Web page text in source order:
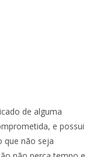
de alguma
e possui
que não seja